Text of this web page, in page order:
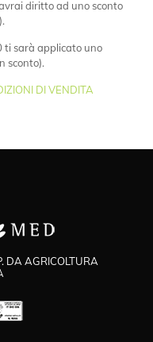
diritto ad uno sconto
ti sarà applicato uno
sconto).
DI VENDITA
DA AGRICOLTURA